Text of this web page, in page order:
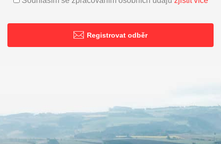
Registrovat odběr